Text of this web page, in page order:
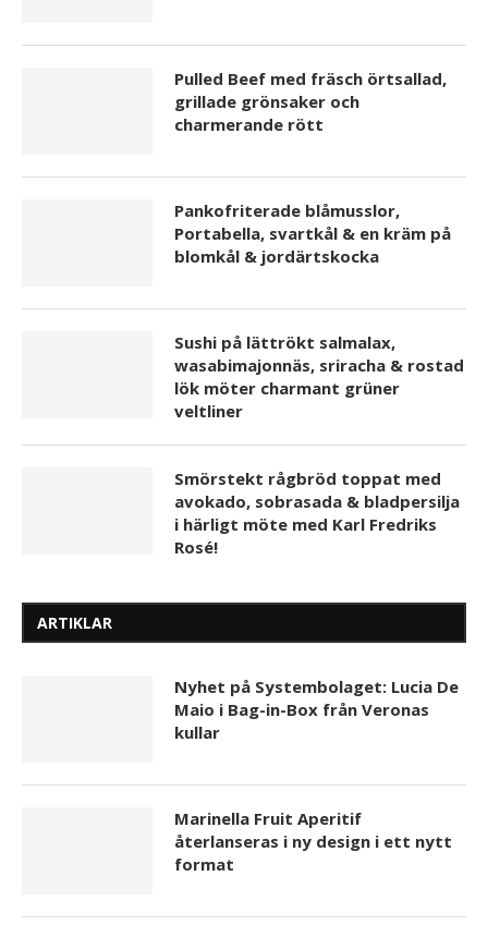
Pulled Beef med fräsch örtsallad,
grillade grönsaker och
charmerande rött
Pankofriterade blåmusslor,
Portabella, svartkål & en kräm på
blomkål & jordärtskocka
Sushi på lättrökt salmalax,
wasabimajonnäs, sriracha & rostad
lök möter charmant grüner
veltliner
Smörstekt rågbröd toppat med
avokado, sobrasada & bladpersilja
i härligt möte med Karl Fredriks
Rosé!
ARTIKLAR
Nyhet på Systembolaget: Lucia De
Maio i Bag-in-Box från Veronas
kullar
Marinella Fruit Aperitif
återlanseras i ny design i ett nytt
format